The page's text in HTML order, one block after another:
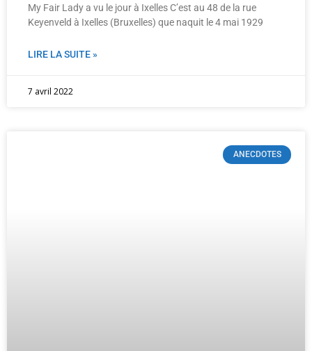
My Fair Lady a vu le jour à Ixelles C’est au 48 de la rue
Keyenveld à Ixelles (Bruxelles) que naquit le 4 mai 1929
LIRE LA SUITE »
7 avril 2022
ANECDOTES